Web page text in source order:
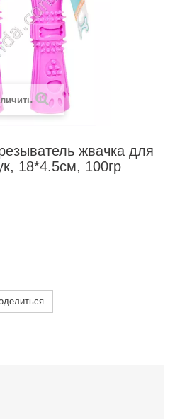
жвачка для
18*4.5см, 100гр